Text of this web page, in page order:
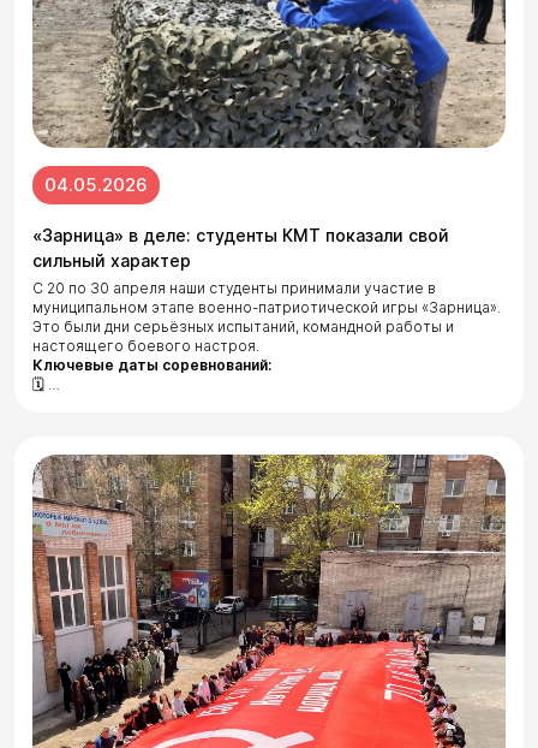
04.05.2026
«Зарница» в деле: студенты КМТ показали свой
сильный характер
С 20 по 30 апреля наши студенты принимали участие в
муниципальном этапе военно-патриотической игры «Зарница».
Это были дни серьёзных испытаний, командной работы и
настоящего боевого настроя.
Ключевые даты соревнований:
🗓 …